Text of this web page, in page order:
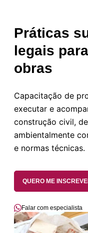
Práticas
legais
obras
Capacitação de
executar e
construção civil,
ambientalmente
e normas técnicas.
QUERO ME
Falar com especialista